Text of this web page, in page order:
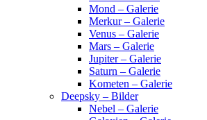
Mond – Galerie
Merkur – Galerie
Venus – Galerie
Mars – Galerie
Jupiter – Galerie
Saturn – Galerie
Kometen – Galerie
Deepsky – Bilder
Nebel – Galerie